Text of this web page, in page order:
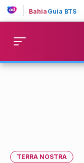
Bahia Guia BTS
TERRA NOSTRA